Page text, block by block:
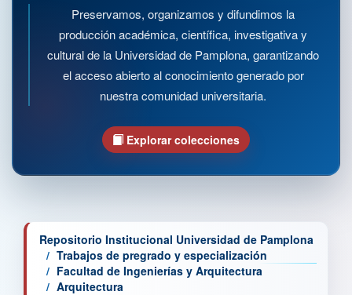
Preservamos, organizamos y difundimos la
producción académica, científica, investigativa y
cultural de la Universidad de Pamplona, garantizando
el acceso abierto al conocimiento generado por
nuestra comunidad universitaria.
Explorar colecciones
Repositorio Institucional Universidad de Pamplona
Trabajos de pregrado y especialización
Facultad de Ingenierías y Arquitectura
Arquitectura